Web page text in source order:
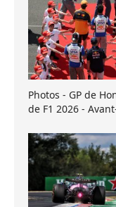
Photos - GP de
de F1 2026 -